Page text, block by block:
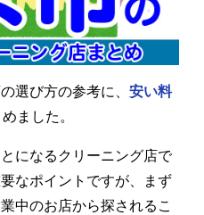
選び方の参考に、 安い料
ました。
になるクリーニング店で
なポイントですが、まず
中のお店から探されるこ